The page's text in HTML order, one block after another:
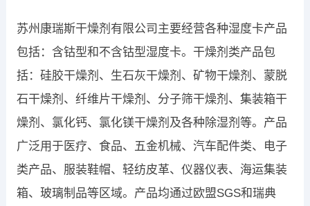
苏州康瑞斯干燥剂有限公司主要经营各种湿度卡产品
包括：含钴型和不含钴型湿度卡。干燥剂类产品包
括：硅胶干燥剂、生石灰干燥剂、矿物干燥剂、蒙脱
石干燥剂、纤维片干燥剂、分子筛干燥剂、集装箱干
燥剂、氯化钙、氯化镁干燥剂及各种除湿剂等。产品
广泛用于医疗、食品、五金机械、汽车配件类、电子
类产品、服装鞋帽、轻纺皮革、仪器仪表、海运集装
箱、玻璃制品等区域。产品均通过欧盟SGS和瑞典